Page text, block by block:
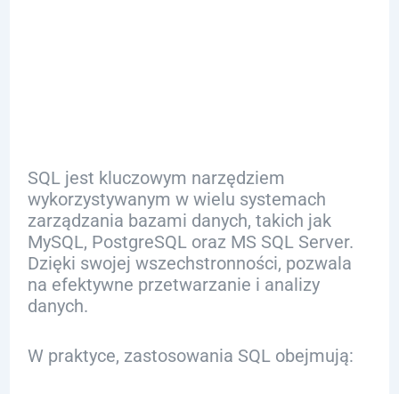
SQL jest kluczowym narzędziem
wykorzystywanym w wielu systemach
zarządzania bazami danych, takich jak
MySQL, PostgreSQL oraz MS SQL Server.
Dzięki swojej wszechstronności, pozwala
na efektywne przetwarzanie i analizy
danych.
W praktyce, zastosowania SQL obejmują: